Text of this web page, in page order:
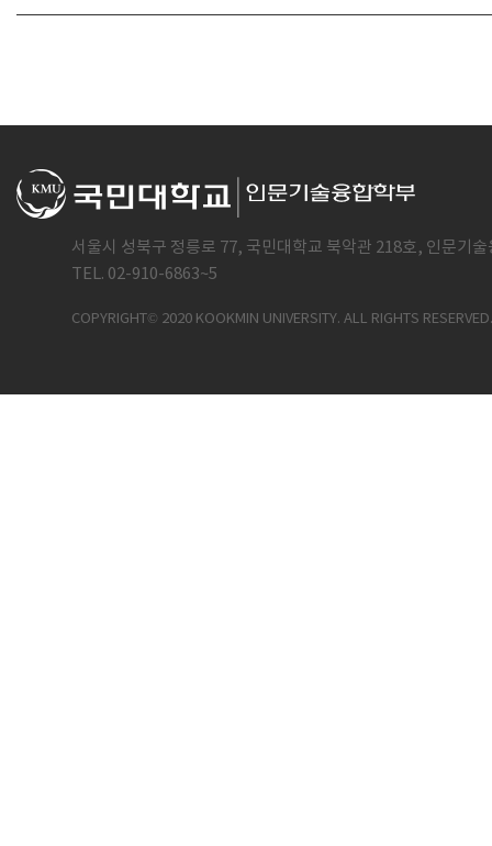
서울시 성북구 정릉로 77, 국민대학교 북악관 218호, 인문기
TEL. 02-910-6863~5
COPYRIGHT© 2020 KOOKMIN UNIVERSITY. ALL RIGHTS RESERVED.